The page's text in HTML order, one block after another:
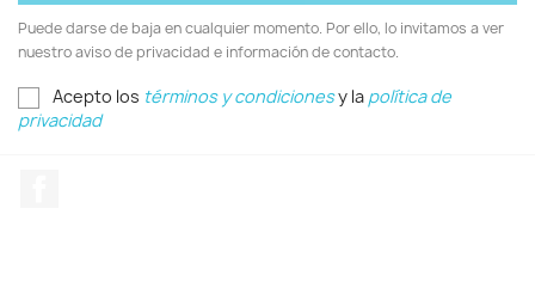
Puede darse de baja en cualquier momento. Por ello, lo invitamos a ver
nuestro aviso de privacidad e información de contacto.
Acepto los términos y condicionesy la política de
privacidad